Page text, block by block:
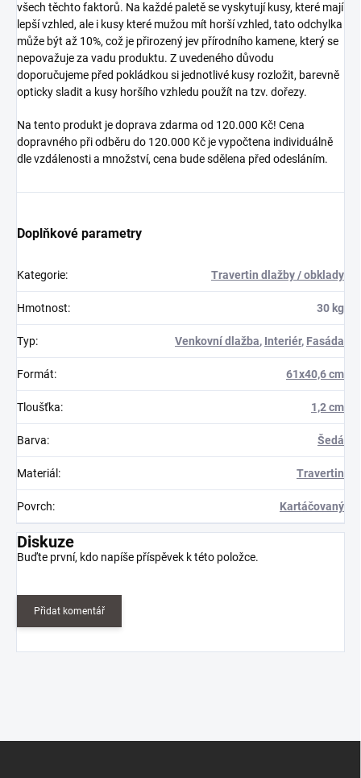
všech těchto faktorů. Na každé paletě se vyskytují kusy, které mají
lepší vzhled, ale i kusy které mužou mít horší vzhled, tato odchylka
může být až 10%, což je přirozený jev přírodního kamene, který se
nepovažuje za vadu produktu. Z uvedeného důvodu
doporučujeme před pokládkou si jednotlivé kusy rozložit, barevně
opticky sladit a kusy horšího vzhledu použít na tzv. dořezy.
Na tento produkt je doprava zdarma od 120.000 Kč! Cena
dopravného při odběru do 120.000 Kč je vypočtena individuálně
dle vzdálenosti a množství, cena bude sdělena před odesláním.
Doplňkové parametry
Kategorie: Travertin dlažby / obklady
Hmotnost: 30 kg
Typ: Venkovní dlažba, Interiér, Fasáda
Formát: 61x40,6 cm
Tloušťka: 1,2 cm
Barva: Šedá
Materiál : Travertin
Povrch: Kartáčovaný
Diskuze
Buďte první, kdo napíše příspěvek k této položce.
Přidat komentář